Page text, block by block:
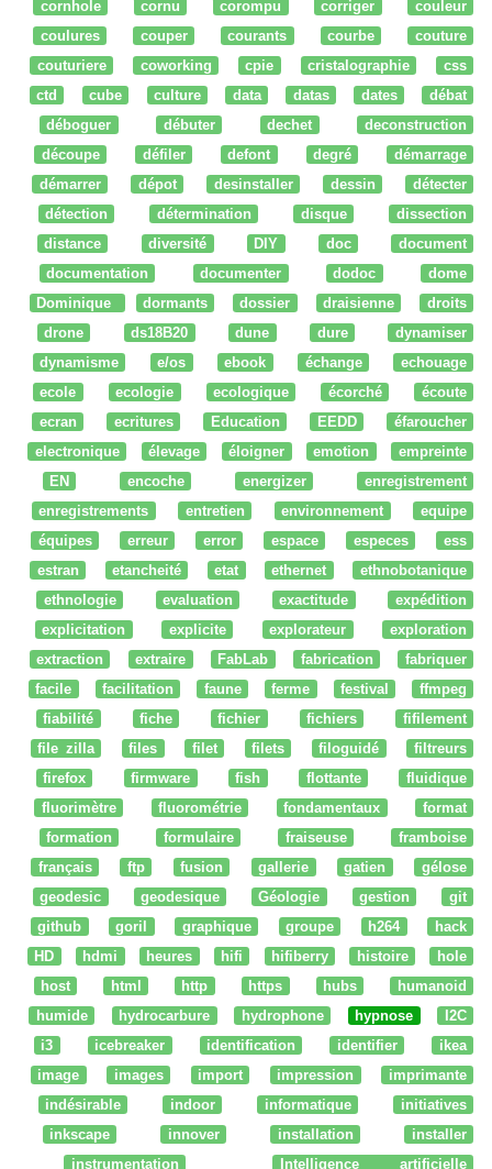
cornhole
cornu corompu corriger
couleur
coulures
couper courants courbe
couture
couturiere
coworking cpie cristalographie
css
ctd
cube culture data datas dates
débat
déboguer
débuter dechet
deconstruction
découpe
défiler defont degré
démarrage
démarrer
dépot desinstaller dessin
détecter
détection
détermination disque
dissection
distance
diversité DIY doc
document
documentation
documenter dodoc
dome
Dominique
dormants dossier draisienne
droits
drone
ds18B20 dune dure
dynamiser
dynamisme
e/os ebook échange
echouage
ecole
ecologie ecologique écorché
écoute
ecran
ecritures Education EEDD
éfaroucher
electronique
élevage éloigner emotion
empreinte
EN
encoche energizer
enregistrement
enregistrements
entretien environnement
equipe
équipes
erreur error espace especes
ess
estran
etancheité etat ethernet
ethnobotanique
ethnologie
evaluation exactitude
expédition
explicitation
explicite explorateur
exploration
extraction
extraire FabLab fabrication
fabriquer
facile
facilitation faune ferme festival
ffmpeg
fiabilité
fiche fichier fichiers
fifilement
file zilla
files filet filets filoguidé
filtreurs
firefox
firmware fish flottante
fluidique
fluorimètre
fluorométrie fondamentaux
format
formation
formulaire fraiseuse
framboise
français
ftp fusion gallerie gatien
gélose
geodesic
geodesique Géologie gestion
git
github
goril graphique groupe h264
hack
HD
hdmi heures hifi hifiberry histoire
hole
host
html http https hubs
humanoid
humide
hydrocarbure hydrophone hypnose
I2C
i3
icebreaker identification identifier
ikea
image
images import impression
imprimante
indésirable
indoor informatique
initiatives
inkscape
innover installation
installer
instrumentation
Intelligence artificielle